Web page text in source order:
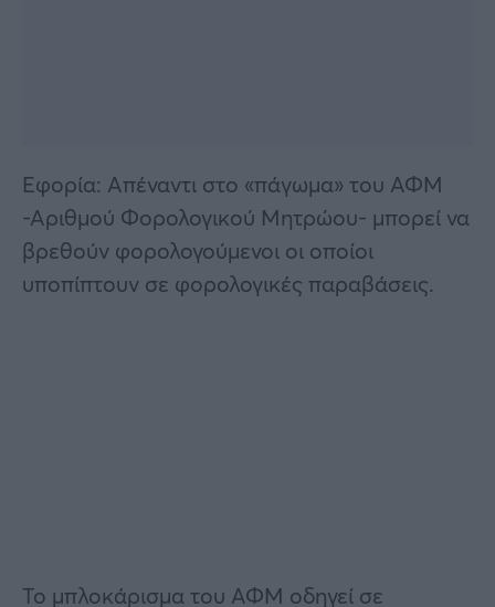
Εφορία: Απέναντι στο «πάγωμα» του ΑΦΜ
-Αριθμού Φορολογικού Μητρώου- μπορεί να
βρεθούν φορολογούμενοι οι οποίοι
υποπίπτουν σε φορολογικές παραβάσεις.
Το μπλοκάρισμα του ΑΦΜ οδηγεί σε